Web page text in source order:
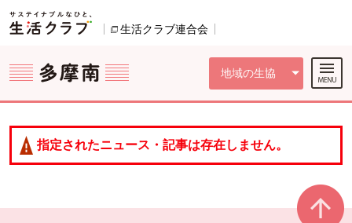
ページの先頭です。
生活クラブ連合会
地域の生協
ここからサイト内共通メニューです。
サイト内共通メニューをスキップする
サイト内共通メニューここまで。
指定されたニュース・記事は存在しません。